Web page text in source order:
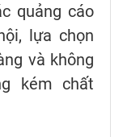
quảng cáo
lựa chọn
và không
kém chất